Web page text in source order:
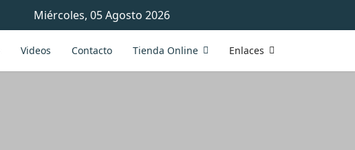
Miércoles, 05 Agosto 2026
Videos Contacto Tienda Online Enlaces